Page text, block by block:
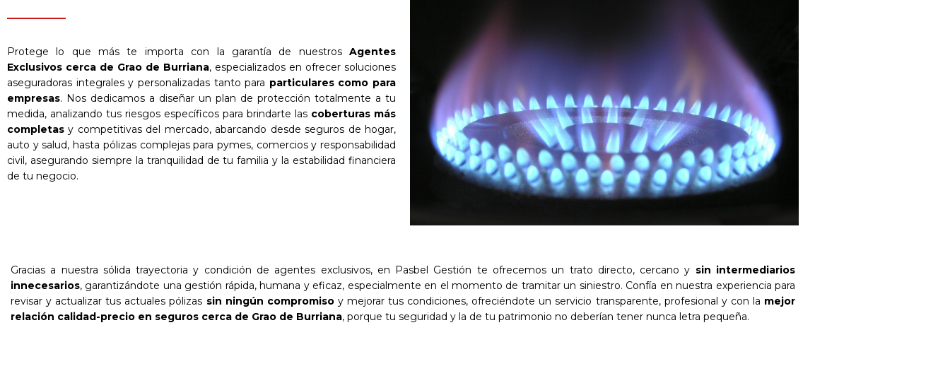
Protege lo que más te importa con la garantía de nuestros Agentes
Exclusivos cerca de Grao de Burriana, especializados en ofrecer soluciones
aseguradoras integrales y personalizadas tanto para particulares como para
empresas. Nos dedicamos a diseñar un plan de protección totalmente a tu
medida, analizando tus riesgos específicos para brindarte las coberturas más
completas y competitivas del mercado, abarcando desde seguros de hogar,
auto y salud, hasta pólizas complejas para pymes, comercios y responsabilidad
civil, asegurando siempre la tranquilidad de tu familia y la estabilidad financiera
de tu negocio.
Gracias a nuestra sólida trayectoria y condición de agentes exclusivos, en Pasbel Gestión te ofrecemos un trato directo, cercano y sin intermediarios
innecesarios, garantizándote una gestión rápida, humana y eficaz, especialmente en el momento de tramitar un siniestro. Confía en nuestra experiencia para
revisar y actualizar tus actuales pólizas sin ningún compromisoy mejorar tus condiciones, ofreciéndote un servicio transparente, profesional y con la mejor
relación calidad-precio en seguros cerca de Grao de Burriana, porque tu seguridad y la de tu patrimonio no deberían tener nunca letra pequeña.